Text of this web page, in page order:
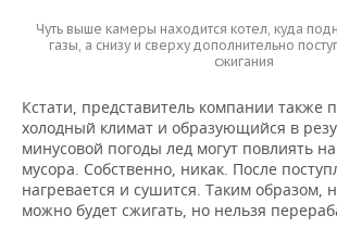
Чуть выше камеры находится котел, куда
газы, а снизу и сверху дополнительно
сжигания
Кстати, представитель компании также
холодный климат и образующийся в
минусовой погоды лед могут повлиять
мусора. Собственно, никак. После
нагревается и сушится. Таким образом,
можно будет сжигать, но нельзя